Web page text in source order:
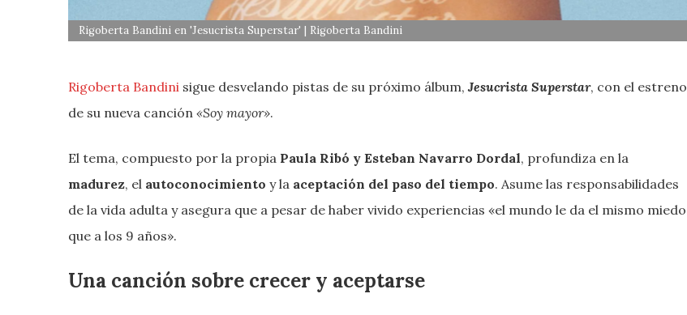
Rigoberta Bandini en 'Jesucrista Superstar' | Rigoberta Bandini
Rigoberta Bandini sigue desvelando pistas de su próximo álbum,Jesucrista Superstar, con el estreno
de su nueva canción «Soy mayor».
El tema, compuesto por la propia Paula Ribó y Esteban Navarro Dordal, profundiza en la
madurez, el autoconocimiento y la aceptación del paso del tiempo. Asume las responsabilidades
de la vida adulta y asegura que a pesar de haber vivido experiencias «el mundo le da el mismo miedo
que a los 9 años».
Una canción sobre crecer y aceptarse